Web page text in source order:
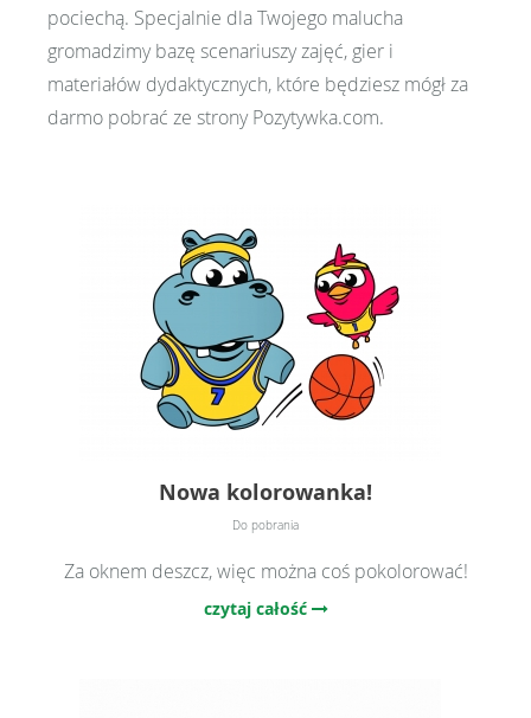
pociechą. Specjalnie dla Twojego malucha
gromadzimy bazę scenariuszy zajęć, gier i
materiałów dydaktycznych, które będziesz mógł za
darmo pobrać ze strony Pozytywka.com.
Nowa kolorowanka!
Do pobrania
Za oknem deszcz, więc można coś pokolorować!
czytaj całość